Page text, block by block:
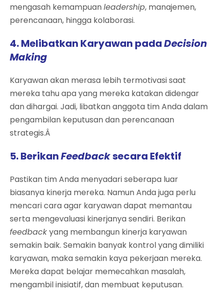
mengasah kemampuanleadership, manajemen,
perencanaan, hingga kolaborasi.
4. Melibatkan Karyawan padaDecision
Making
Karyawan akan merasa lebih termotivasi saat
mereka tahu apa yang mereka katakan didengar
dan dihargai. Jadi, libatkan anggota tim Anda dalam
pengambilan keputusan dan perencanaan
strategis.Â
5. BerikanFeedbacksecara Efektif
Pastikan tim Anda menyadari seberapa luar
biasanya kinerja mereka. Namun Anda juga perlu
mencari cara agar karyawan dapat memantau
serta mengevaluasi kinerjanya sendiri. Berikan
feedbackyang membangun kinerja karyawan
semakin baik. Semakin banyak kontrol yang dimiliki
karyawan, maka semakin kaya pekerjaan mereka.
Mereka dapat belajar memecahkan masalah,
mengambil inisiatif, dan membuat keputusan.